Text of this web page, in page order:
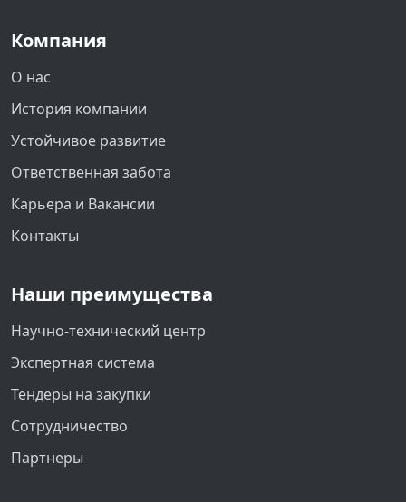
Компания
О нас
История компании
Устойчивое развитие
Ответственная забота
Карьера и Вакансии
Контакты
Наши преимущества
Научно-технический центр
Экспертная система
Тендеры на закупки
Сотрудничество
Партнеры